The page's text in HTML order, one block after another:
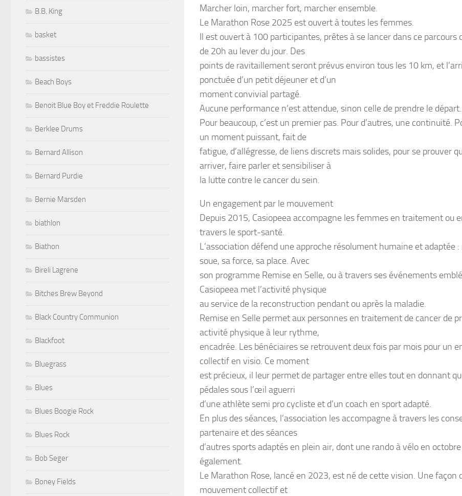
Marcher loin, marcher fort, marcher ensemble.
Le Marathon Rose 2025 est ouvert à toutes les femmes.
Il est ouvert à 100 participantes, prêtes à se lancer dans ce parcours
de 20h au lever du jour. Des
points de ravitaillement seront prévus environ tous les 10 km, et
ponctuée d’un petit déjeuner et d’un
moment convivial partagé.
Aucune performance n’est attendue, sinon celle de prendre le départ.
Pour beaucoup, c’est un premier pas. Pour d’autres, une continuité.
un moment puissant, fait de
fatigue, d’allégresse, de liens discrets mais solides, pour se prouver
arriver, faire parler et sensibiliser à
la lutte contre le cancer du sein.
Un engagement par le mouvement
Depuis 2015, Casiopeea accompagne les femmes en traitement ou
travers le sport-santé.
L’association défend une approche résolument humaine et adaptée
soue, sa force, sa place. Avec
son programme Remise en Selle, ou à travers ses événements
Casiopeea met l’activité physique
au service de la reconstruction pendant ou après la maladie.
Remise en Selle permet aux personnes en traitement de cancer de
activité physique à leur rythme,
encadrée. Les bénéciaires se retrouvent deux fois par mois pour un
collectif en visio. Ce moment
est précieux, il leur permet de partager entre elles tout en donnant
pédales sous l’œil aguerri
d’une athlète semi pro cycliste et d’un coach en sport adapté.
En plus des séances, l’association les accompagne à travers les
partenaire et des séances
d’autres sports adaptés en plein air, dont une rando à vélo en
également.
Le Marathon Rose, lancé en 2023, est né de cette vision. Une façon
mouvement collectif et
B.B. King
basket
bassistes
Beach Boys
Benoit Blue Boy et Freddie Roulette
Berklee Drums
Bernard Allison
Bernard Purdie
Bernie Marsden
biathlon
Biathon
Bireli Lagrene
Bitches Brew Beyond
Black Country Communion
Blackfoot
Bluegrass
Blues
Blues Boogie Rock
Blues Rock
Bob Seger
Boney Fields